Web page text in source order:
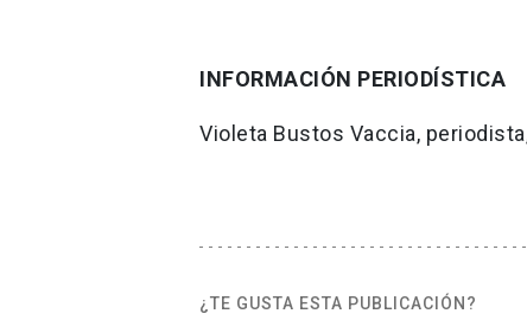
INFORMACIÓN PERIODÍSTICA
Violeta Bustos Vaccia,
¿TE GUSTA ESTA PUBLICACIÓN?